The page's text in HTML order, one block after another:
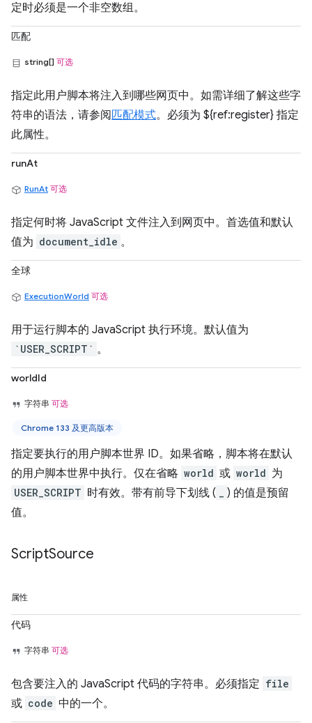
定时必须是一个非空数组。
匹配
string[] 可选
指定此用户脚本将注入到哪些网页中。如需详细了解这些字
符串的语法，请参阅匹配模式。必须为 ${ref:register} 指定
此属性。
runAt
RunAt 可选
指定何时将 JavaScript 文件注入到网页中。首选值和默认
值为 document_idle 。
全球
ExecutionWorld 可选
用于运行脚本的 JavaScript 执行环境。默认值为
`USER_SCRIPT` 。
worldId
字符串 可选
Chrome 133 及更高版本
指定要执行的用户脚本世界 ID。如果省略，脚本将在默认
的用户脚本世界中执行。仅在省略 world 或 world 为
USER_SCRIPT 时有效。带有前导下划线 (
) 的值是预留
值。
ScriptSource
属性
代码
字符串 可选
包含要注入的 JavaScript 代码的字符串。必须指定 file
或 code 中的一个。